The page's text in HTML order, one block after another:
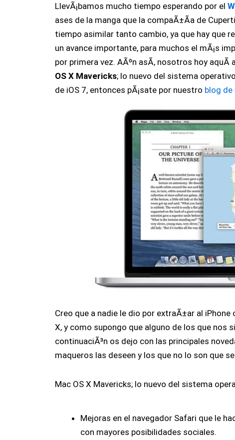
LlevÃ¡bamos mucho tiempo esperando por el
ases de la manga que la compaÃ±Ã­a de
tiempo asimilar tanto cambio, ya que hay que
un avance importante, para muchos el mÃ¡s
por primera vez. AÃºn asÃ­, nosotros hoy
OS X Mavericks; lo nuevo del sistema
de iOS 7, entonces pÃ¡sate por nuestro blog de
Creo que a nadie le dio por extraÃ±ar al
X, y como supongo que alguno de los que nos
continuaciÃ³n os dejo con las principales
maqueros las deseen y los que no lo son que
Mac OS X Mavericks; lo nuevo del sistema
Mejoras en el navegador Safari que le
con mayores posibilidades sociales.